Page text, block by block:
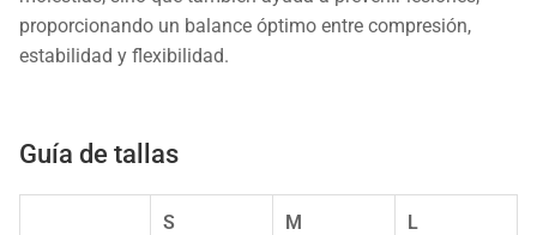
proporcionando un balance óptimo entre compresión,
estabilidad y flexibilidad.
Guía de tallas
S M L